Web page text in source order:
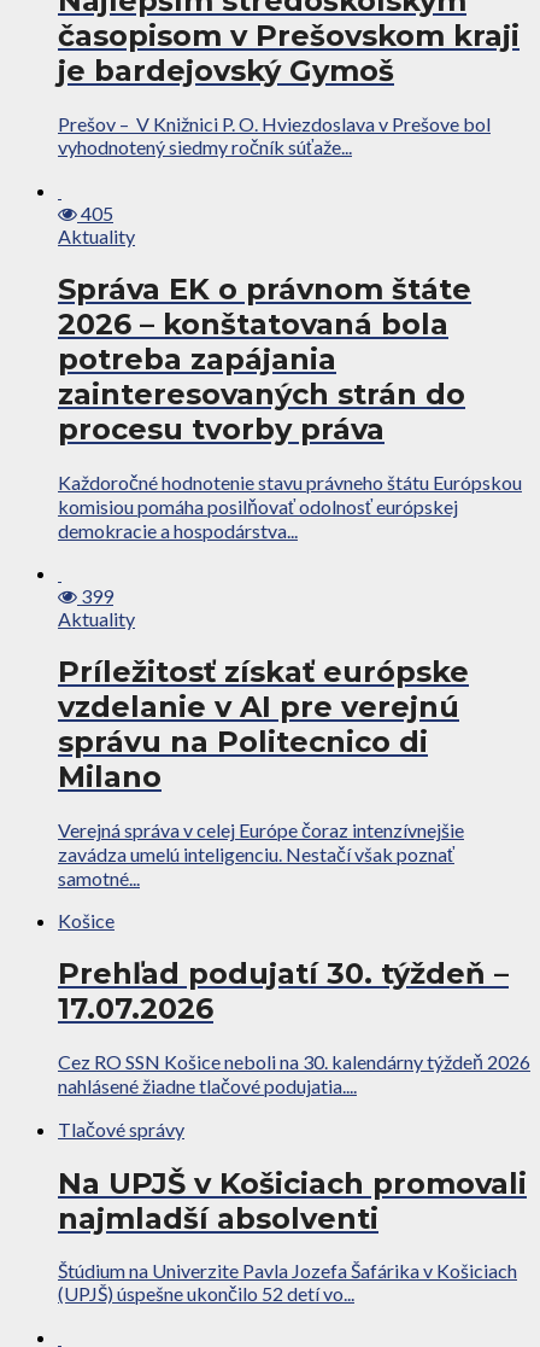
časopisom v Prešovskom kraji
je bardejovský Gymoš
Prešov – V Knižnici P. O. Hviezdoslava v Prešove bol
vyhodnotený siedmy ročník súťaže...
405
Aktuality
Správa EK o právnom štáte
2026 – konštatovaná bola
potreba zapájania
zainteresovaných strán do
procesu tvorby práva
Každoročné hodnotenie stavu právneho štátu Európskou
komisiou pomáha posilňovať odolnosť európskej
demokracie a hospodárstva...
399
Aktuality
Príležitosť získať európske
vzdelanie v AI pre verejnú
správu na Politecnico di
Milano
Verejná správa v celej Európe čoraz intenzívnejšie
zavádza umelú inteligenciu. Nestačí však poznať
samotné...
Košice
Prehľad podujatí 30. týždeň –
17.07.2026
Cez RO SSN Košice neboli na 30. kalendárny týždeň 2026
nahlásené žiadne tlačové podujatia....
Tlačové správy
Na UPJŠ v Košiciach promovali
najmladší absolventi
Štúdium na Univerzite Pavla Jozefa Šafárika v Košiciach
(UPJŠ) úspešne ukončilo 52 detí vo...